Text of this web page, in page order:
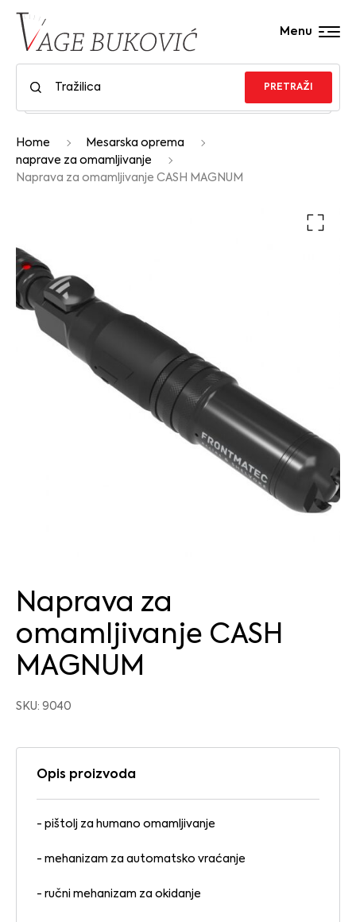
PRETRAŽI
Menu
Home
Mesarska oprema
naprave za omamljivanje
Naprava za omamljivanje CASH MAGNUM
Naprava za
omamljivanje CASH
MAGNUM
SKU: 9040
Opis proizvoda
- pištolj za humano omamljivanje
- mehanizam za automatsko vraćanje
- ručni mehanizam za okidanje